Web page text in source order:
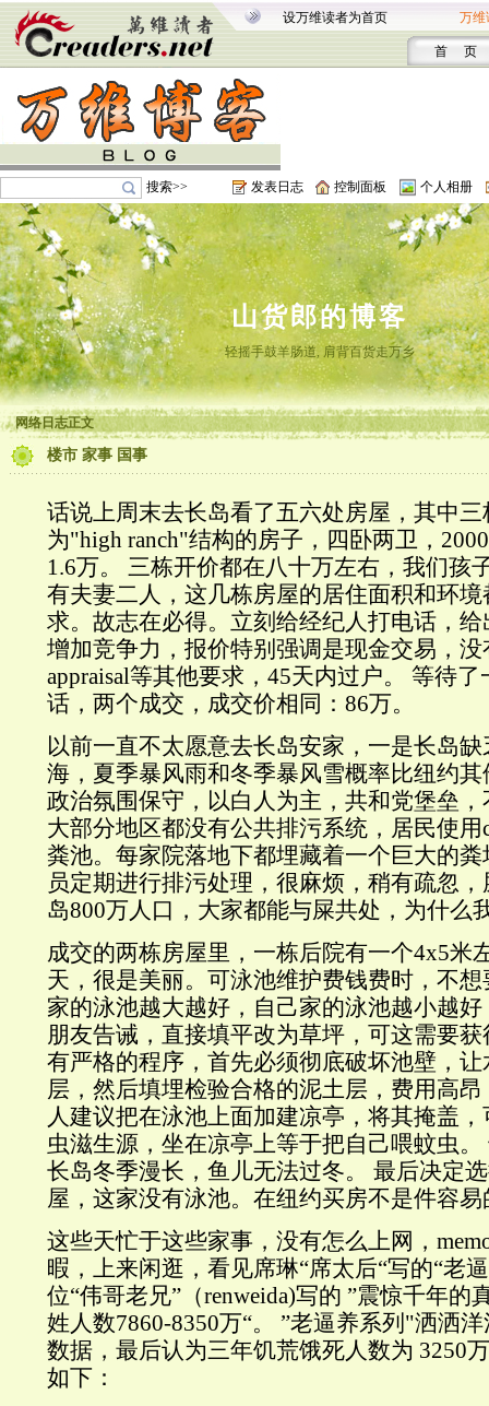
设万维读者为首页 万维
首 页
搜索>> 发表日志 控制面板 个人相册
山货郎的博客
轻摇手鼓羊肠道, 肩背百货走万乡
网络日志正文
楼市 家事 国事
话说上周末去长岛看了五六处房屋，其中
为"high ranch"结构的房子，四卧两卫，
1.6万。 三栋开价都在八十万左右，我们孩
有夫妻二人，这几栋房屋的居住面积和环
求。故志在必得。立刻给经纪人打电话，
增加竞争力，报价特别强调是现金交易，
appraisal等其他要求，45天内过户。 等待
话，两个成交，成交价相同：86万。
以前一直不太愿意去长岛安家，一是长岛
海，夏季暴风雨和冬季暴风雪概率比纽约
政治氛围保守，以白人为主，共和党堡垒
大部分地区都没有公共排污系统，居民使用
粪池。每家院落地下都埋藏着一个巨大的
员定期进行排污处理，很麻烦，稍有疏忽
岛800万人口，大家都能与屎共处，为什么
成交的两栋房屋里，一栋后院有一个4x5米
天，很是美丽。可泳池维护费钱费时，不
家的泳池越大越好，自己家的泳池越小越
朋友告诫，直接填平改为草坪，可这需要
有严格的程序，首先必须彻底破坏池壁，
层，然后填埋检验合格的泥土层，费用高
人建议把在泳池上面加建凉亭，将其掩盖
虫滋生源，坐在凉亭上等于把自己喂蚊虫
长岛冬季漫长，鱼儿无法过冬。 最后决定
屋，这家没有泳池。在纽约买房不是件容
这些天忙于这些家事，没有怎么上网，
暇，上来闲逛，看见席琳“席太后“写的“老
位“伟哥老兄”（renweida)写的 ”震惊千年的
姓人数7860-8350万“。 ”老逼养系列"洒洒
数据，最后认为三年饥荒饿死人数为 3250
如下：